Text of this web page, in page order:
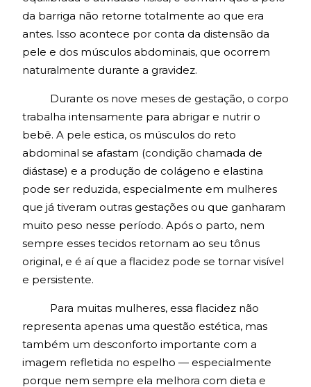
da barriga não retorne totalmente ao que era
antes. Isso acontece por conta da distensão da
pele e dos músculos abdominais, que ocorrem
naturalmente durante a gravidez.
Durante os nove meses de gestação, o corpo
trabalha intensamente para abrigar e nutrir o
bebê. A pele estica, os músculos do reto
abdominal se afastam (condição chamada de
diástase) e a produção de colágeno e elastina
pode ser reduzida, especialmente em mulheres
que já tiveram outras gestações ou que ganharam
muito peso nesse período. Após o parto, nem
sempre esses tecidos retornam ao seu tônus
original, e é aí que a flacidez pode se tornar visível
e persistente.
Para muitas mulheres, essa flacidez não
representa apenas uma questão estética, mas
também um desconforto importante com a
imagem refletida no espelho — especialmente
porque nem sempre ela melhora com dieta e